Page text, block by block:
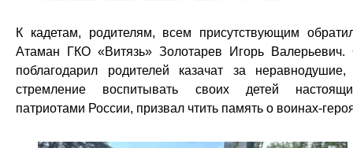
К кадетам, родителям, всем присутствующим
Атаман ГКО «Витязь» Золотарев Игорь Валерьевич.
поблагодарил родителей казачат за неравнодушие,
стремление воспитывать своих детей
патриотами России, призвал чтить память о воинах-